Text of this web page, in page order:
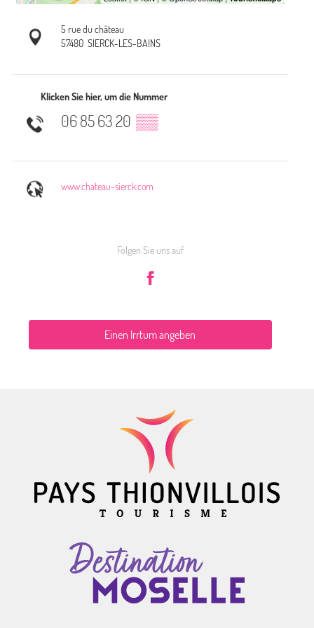
5 rue du château
57480 SIERCK-LES-BAINS
Klicken Sie hier, um die Nummer
06 85 63 20 ▒▒
www.chateau-sierck.com
Folgen Sie uns auf
Einen Irrtum angeben